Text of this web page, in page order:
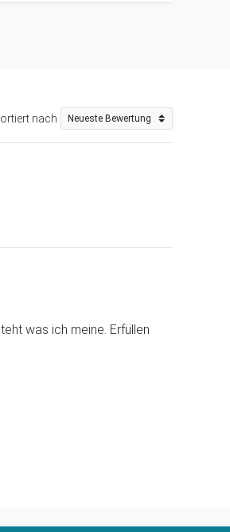
nach
was ich meine. Erfüllen